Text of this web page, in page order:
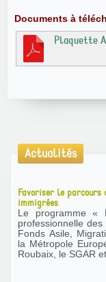
Documents à
Plaquette
Actualités
Favoriser le parcours
immigrées
Le programme «
professionnelle des femmes immigrées » est cofinancé par le
Fonds Asile,
la Métropole
Roubaix, le SGAR